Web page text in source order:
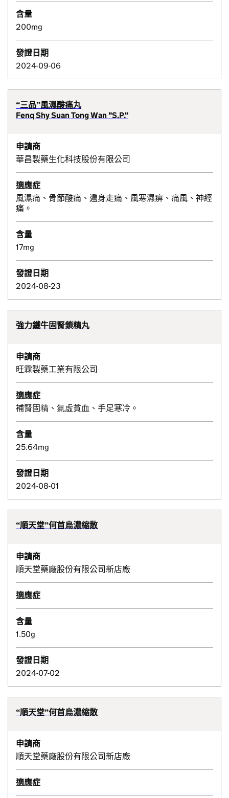
含量
200mg
發證日期
2024-09-06
“三品”風濕酸痛丸
Fenq Shy Suan Tong Wan "S.P."
申請商
華昌製藥生化科技股份有限公司
適應症
風濕痛、骨節酸痛、遍身走痛、風寒濕痹、痛風、神經
痛。
含量
17mg
發證日期
2024-08-23
強力鐵牛固腎鎖精丸
申請商
旺霖製藥工業有限公司
適應症
補腎固精、氣虛貧血、手足寒冷。
含量
25.64mg
發證日期
2024-08-01
“順天堂”何首烏濃縮散
申請商
順天堂藥廠股份有限公司新店廠
適應症
含量
1.50g
發證日期
2024-07-02
“順天堂”何首烏濃縮散
申請商
順天堂藥廠股份有限公司新店廠
適應症